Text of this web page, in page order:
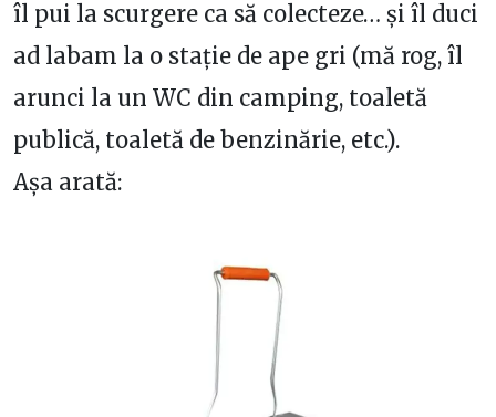
îl pui la scurgere ca să colecteze… și îl duci
ad labam la o stație de ape gri (mă rog, îl
arunci la un WC din camping, toaletă
publică, toaletă de benzinărie, etc.).
Așa arată: